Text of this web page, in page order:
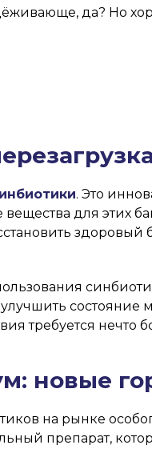
да? Но
. Это
для этих
состояние
требуется нечто
новые
на рынке
препарат,